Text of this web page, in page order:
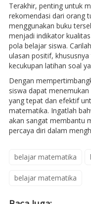
Terakhir, penting untuk
rekomendasi dari orang
menggunakan buku
menjadi indikator
pola belajar siswa.
ulasan positif,
kecukupan latihan soal
Dengan
siswa dapat
yang tepat dan efektif
matematika. Ingatlah
akan sangat membantu
percaya diri dalam
belajar matematika
belajar matematika